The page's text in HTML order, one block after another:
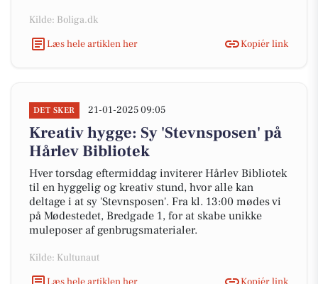
Kilde: Boliga.dk
Læs hele artiklen her
Kopiér link
DET SKER 21-01-2025 09:05
Kreativ hygge: Sy 'Stevnsposen' på
Hårlev Bibliotek
Hver torsdag eftermiddag inviterer Hårlev Bibliotek
til en hyggelig og kreativ stund, hvor alle kan
deltage i at sy 'Stevnsposen'. Fra kl. 13:00 mødes vi
på Mødestedet, Bredgade 1, for at skabe unikke
muleposer af genbrugsmaterialer.
Kilde: Kultunaut